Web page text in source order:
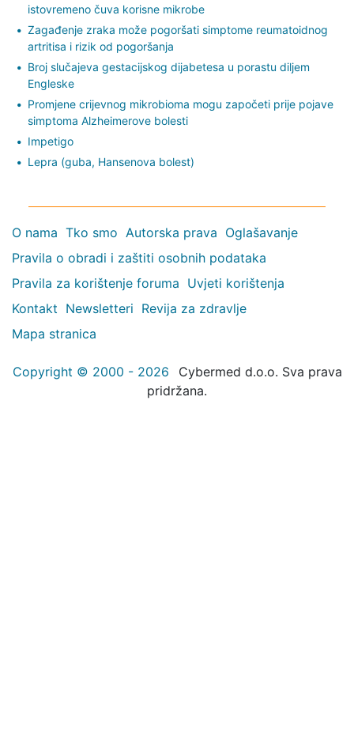
istovremeno čuva korisne mikrobe
Zagađenje zraka može pogoršati simptome reumatoidnog
artritisa i rizik od pogoršanja
Broj slučajeva gestacijskog dijabetesa u porastu diljem
Engleske
Promjene crijevnog mikrobioma mogu započeti prije pojave
simptoma Alzheimerove bolesti
Impetigo
Lepra (guba, Hansenova bolest)
O nama Tko smo Autorska prava Oglašavanje
Pravila o obradi i zaštiti osobnih podataka
Pravila za korištenje foruma Uvjeti korištenja
Kontakt Newsletteri Revija za zdravlje
Mapa stranica
Copyright © 2000 - 2026
Cybermed d.o.o. Sva prava
pridržana.